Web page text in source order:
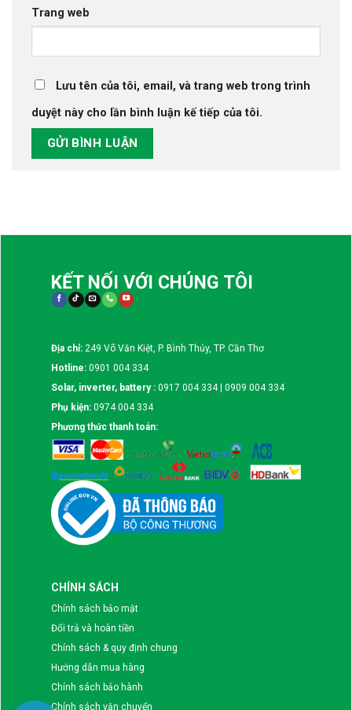
Trang web
Lưu tên của tôi, email, và trang web trong trình
duyệt này cho lần bình luận kế tiếp của tôi.
KẾT NỐI VỚI CHÚNG TÔI
Địa chỉ: 249 Võ Văn Kiệt, P. Bình Thủy, TP. Cần Thơ
Hotline: 0901 004 334
Solar, inverter, battery : 0917 004 334 | 0909 004 334
Phụ kiện: 0974 004 334
Phương thức thanh toán:
CHÍNH SÁCH
Chính sách bảo mật
Đổi trả và hoàn tiền
Chính sách & quy định chung
Hướng dẫn mua hàng
Chính sách bảo hành
Chính sách vận chuyển